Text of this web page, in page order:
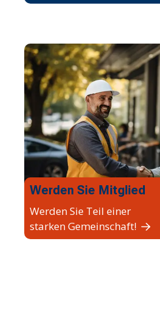
Werden Sie Mitglied
Werden Sie Teil einer
starken Gemeinschaft!